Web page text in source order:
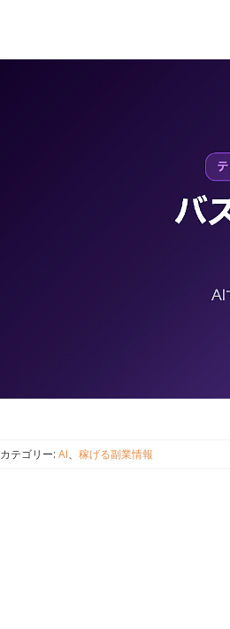
カテゴリー: AI、 稼げる副業情報